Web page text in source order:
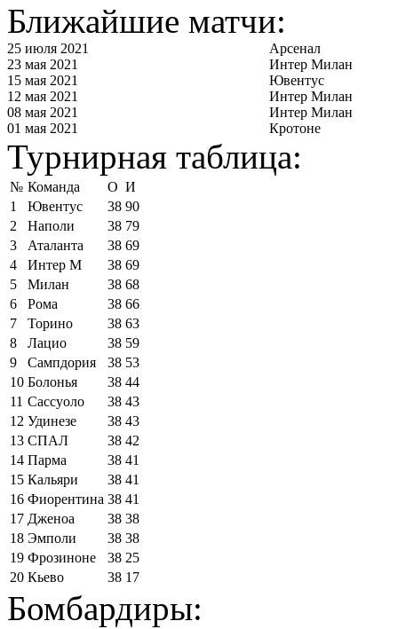
Ближайшие матчи:
25 июля 2021
Арсенал
23 мая 2021
Интер Милан
15 мая 2021
Ювентус
12 мая 2021
Интер Милан
08 мая 2021
Интер Милан
01 мая 2021
Кротоне
Турнирная таблица:
№ Команда О И
1
Ювентус 38 90
2
Наполи 38 79
3
Аталанта 38 69
4
Интер М 38 69
5
Милан 38 68
6
Рома 38 66
7
Торино 38 63
8
Лацио 38 59
9
Сампдория 38 53
10 Болонья 38 44
11 Сассуоло 38 43
12 Удинезе 38 43
13 СПАЛ 38 42
14 Парма 38 41
15 Кальяри 38 41
16 Фиорентина 38 41
17 Дженоа 38 38
18 Эмполи 38 38
19 Фрозиноне 38 25
20 Кьево 38 17
Бомбардиры: